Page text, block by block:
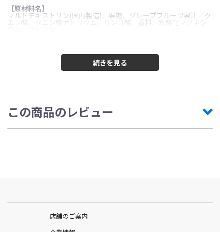
【原材料名】
マルトデキストリン(国内製造)、果糖、グレープフルーツ果汁／ク
エン酸、クエン酸ナトリウム、リンゴ酸、香料、水酸化マグネシ
【栄養成分表示】※1個(41g)当たり
この商品のレビュー
店舗のご案内